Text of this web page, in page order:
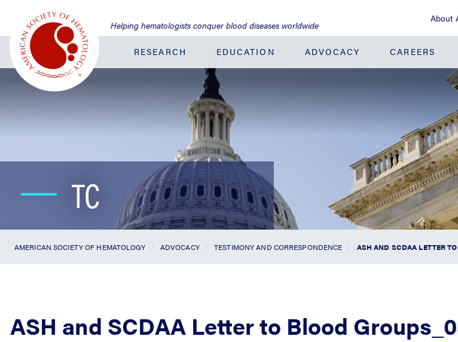
Main
Content
About
Helping hematologists conquer blood diseases worldwide
RESEARCH EDUCATION ADVOCACY CAREERS
TC
AMERICAN SOCIETY OF HEMATOLOGY ADVOCACY TESTIMONY AND CORRESPONDENCE ASH AND SCDAA LETTER
ASH and SCDAA Letter to Blood